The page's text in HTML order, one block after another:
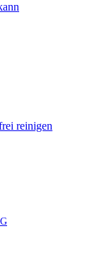
reinigen